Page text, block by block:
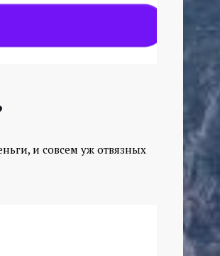
и совсем уж отвязных